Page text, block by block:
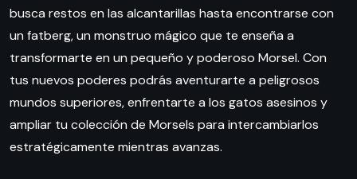
busca restos en las alcantarillas hasta encontrarse con
un fatberg, un monstruo mágico que te enseña a
transformarte en un pequeño y poderoso Morsel. Con
tus nuevos poderes podrás aventurarte a peligrosos
mundos superiores, enfrentarte a los gatos asesinos y
ampliar tu colección de Morsels para intercambiarlos
estratégicamente mientras avanzas.